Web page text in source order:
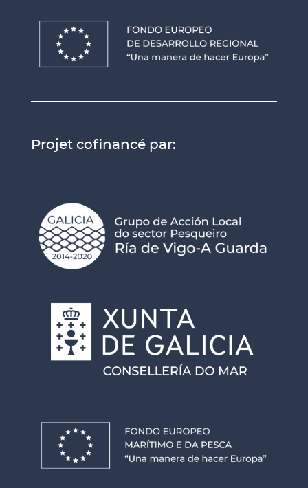
Projet cofinancé par: